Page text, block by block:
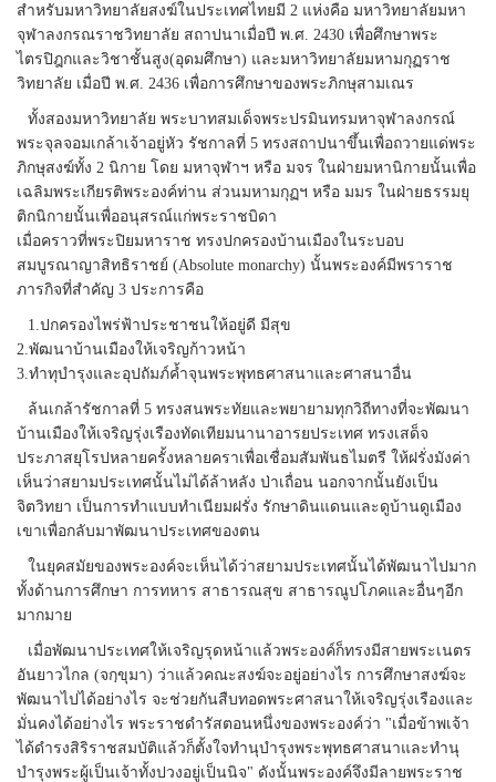
สำหรับมหาวิทยาลัยสงฆ์ในประเทศไทยมี 2 แห่งคือ มหาวิทยาลัยมหา
จุฬาลงกรณราชวิทยาลัย สถาปนาเมื่อปี พ.ศ. 2430 เพื่อศึกษาพระ
ไตรปิฎกและวิชาชั้นสูง(อุดมศึกษา) และมหาวิทยาลัยมหามกุฏราช
วิทยาลัย เมื่อปี พ.ศ. 2436 เพื่อการศึกษาของพระภิกษุสามเณร
ทั้งสองมหาวิทยาลัย พระบาทสมเด็จพระปรมินทรมหาจุฬาลงกรณ์
พระจุลจอมเกล้าเจ้าอยู่หัว รัชกาลที่ 5 ทรงสถาปนาขึ้นเพื่อถวายแด่พระ
ภิกษุสงฆ์ทั้ง 2 นิกาย โดย มหาจุฬาฯ หรือ มจร ในฝ่ายมหานิกายนั้นเพื่อ
เฉลิมพระเกียรติพระองค์ท่าน ส่วนมหามกุฏฯ หรือ มมร ในฝ่ายธรรมยุ
ติกนิกายนั้นเพื่ออนุสรณ์แก่พระราชบิดา
เมื่อคราวที่พระปิยมหาราช ทรงปกครองบ้านเมืองในระบอบ
สมบูรณาญาสิทธิราชย์ (Absolute monarchy) นั้นพระองค์มีพราราช
ภารกิจที่สำคัญ 3 ประการคือ
1.ปกครองไพร่ฟ้าประชาชนให้อยู่ดี มีสุข
2.พัฒนาบ้านเมืองให้เจริญก้าวหน้า
3.ทำทุบำรุงและอุปถัมภ์ค้ำจุนพระพุทธศาสนาและศาสนาอื่น
ล้นเกล้ารัชกาลที่ 5 ทรงสนพระทัยและพยายามทุกวิถีทางที่จะพัฒนา
บ้านเมืองให้เจริญรุ่งเรืองทัดเทียมนานาอารยประเทศ ทรงเสด็จ
ประภาสยุโรปหลายครั้งหลายคราเพื่อเชื่อมสัมพันธไมตรี ให้ฝรั่งมังค่า
เห็นว่าสยามประเทศนั้นไม่ได้ล้าหลัง ป่าเถื่อน นอกจากนั้นยังเป็น
จิตวิทยา เป็นการทำแบบทำเนียมฝรั่ง รักษาดินแดนและดูบ้านดูเมือง
เขาเพื่อกลับมาพัฒนาประเทศของตน
ในยุคสมัยของพระองค์จะเห็นได้ว่าสยามประเทศนั้นได้พัฒนาไปมาก
ทั้งด้านการศึกษา การทหาร สาธารณสุข สาธารณูปโภคและอื่นๆอีก
มากมาย
เมื่อพัฒนาประเทศให้เจริญรุดหน้าแล้วพระองค์ก็ทรงมีสายพระเนตร
อันยาวไกล (จกฺขุมา) ว่าแล้วคณะสงฆ์จะอยู่อย่างไร การศึกษาสงฆ์จะ
พัฒนาไปได้อย่างไร จะช่วยกันสืบทอดพระศาสนาให้เจริญรุ่งเรืองและ
มั่นคงได้อย่างไร พระราชดำรัสตอนหนึ่งของพระองค์ว่า "เมื่อข้าพเจ้า
ได้ดำรงสิริราชสมบัติแล้วก็ตั้งใจทำนุบำรุงพระพุทธศาสนาและทำนุ
บำรุงพระผู้เป็นเจ้าทั้งปวงอยู่เป็นนิจ" ดังนั้นพระองค์จึงมีลายพระราช